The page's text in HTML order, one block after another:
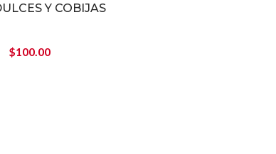
Y COBIJAS
$100.00